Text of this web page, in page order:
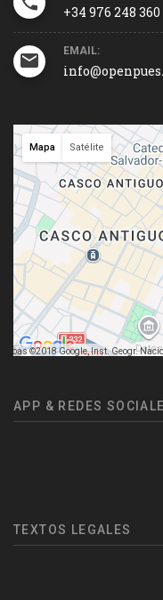
+34 976 248 360
EMAIL:
©2018 Google, Inst. Geogr.
Mapa Satélite
APP & REDES
TEXTOS LEGALES